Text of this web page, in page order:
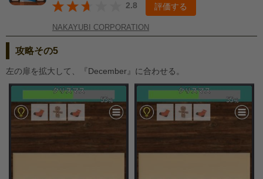
2.8 評価する
NAKAYUBI CORPORATION
攻略その5
左の扉を拡大して、『December』に合わせる。